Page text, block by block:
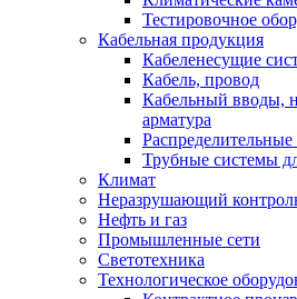
Тестировочное
Кабельная продукция
Кабеленесущие
Кабель, провод
Кабельный вводы,
арматура
Трубные системы
Климат
Неразрушающий
Нефть и газ
Промышленные сети
Светотехника
Технологическое